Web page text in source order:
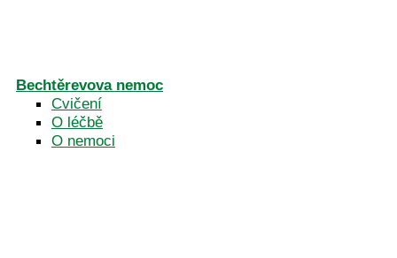
Bechtěrevova nemoc
Cvičení
O léčbě
O nemoci